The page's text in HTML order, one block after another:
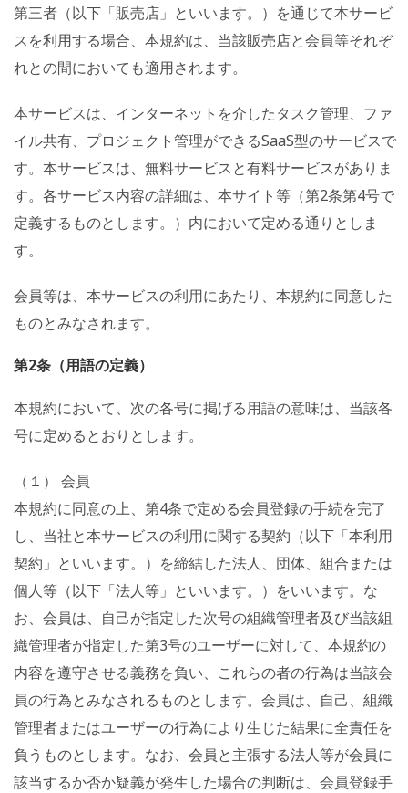
第三者（以下「販売店」といいます。）を通じて本サービ
スを利用する場合、本規約は、当該販売店と会員等それぞ
れとの間においても適用されます。
本サービスは、インターネットを介したタスク管理、ファ
イル共有、プロジェクト管理ができるSaaS型のサービスで
す。本サービスは、無料サービスと有料サービスがありま
す。各サービス内容の詳細は、本サイト等（第2条第4号で
定義するものとします。）内において定める通りとしま
す。
会員等は、本サービスの利用にあたり、本規約に同意した
ものとみなされます。
第2条（用語の定義）
本規約において、次の各号に掲げる用語の意味は、当該各
号に定めるとおりとします。
（１） 会員
本規約に同意の上、第4条で定める会員登録の手続を完了
し、当社と本サービスの利用に関する契約（以下「本利用
契約」といいます。）を締結した法人、団体、組合または
個人等（以下「法人等」といいます。）をいいます。な
お、会員は、自己が指定した次号の組織管理者及び当該組
織管理者が指定した第3号のユーザーに対して、本規約の
内容を遵守させる義務を負い、これらの者の行為は当該会
員の行為とみなされるものとします。会員は、自己、組織
管理者またはユーザーの行為により生じた結果に全責任を
負うものとします。なお、会員と主張する法人等が会員に
該当するか否か疑義が発生した場合の判断は、会員登録手